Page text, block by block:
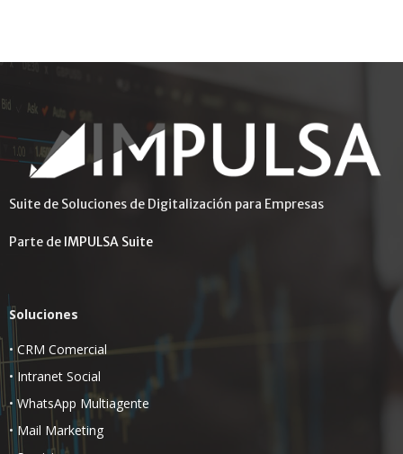
Suite de Soluciones de Digitalización para Empresas
Parte de IMPULSA Suite
Soluciones
•CRM Comercial
• Intranet Social
• WhatsApp Multiagente
• Mail Marketing